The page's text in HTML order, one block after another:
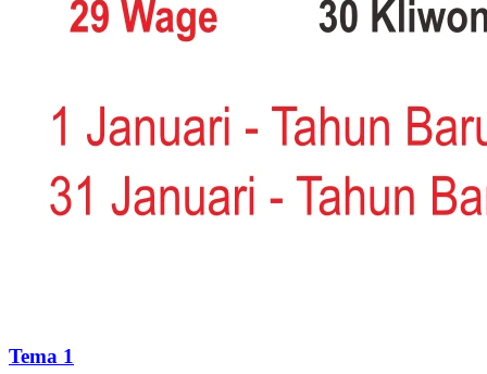
Tema 1